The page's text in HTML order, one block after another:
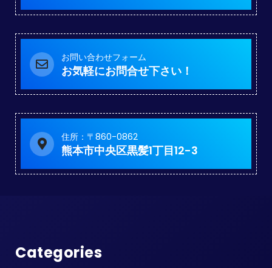
お問い合わせフォーム
お気軽にお問合せ下さい！
住所：〒860-0862
熊本市中央区黒髪1丁目12-3
Categories